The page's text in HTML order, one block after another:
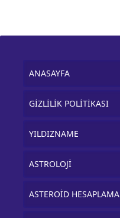
ANASAYFA
GİZLİLİK POLİTİKASI
YILDIZNAME
ASTROLOJİ
ASTEROİD HESAPLAMA